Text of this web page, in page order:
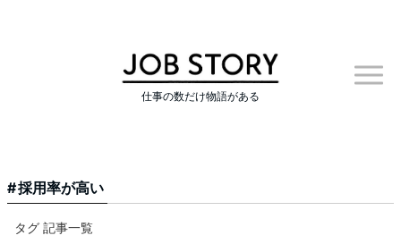
仕事の数だけ物語がある
採用率が高い
タグ 記事一覧